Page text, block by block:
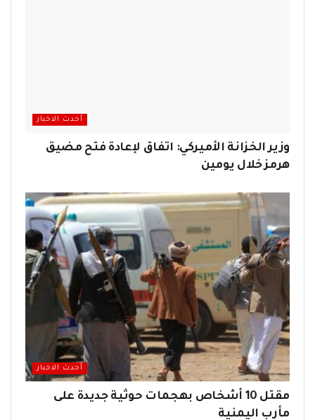
أحدث الاخبار
وزير الخزانة الأميركي: اتفاق لإعادة فتح مضيق
هرمز خلال يومين
أحدث الاخبار
مقتل 10 أشخاص بهجمات حوثية جديدة على
مأرب اليمنية